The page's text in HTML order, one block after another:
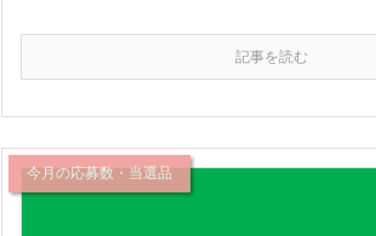
記事を読む
今月の応募数・当選品